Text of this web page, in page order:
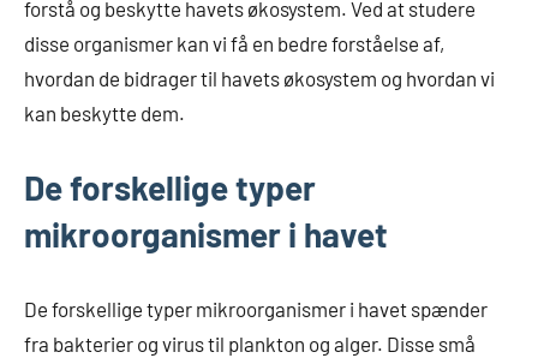
forstå og beskytte havets økosystem. Ved at studere
disse organismer kan vi få en bedre forståelse af,
hvordan de bidrager til havets økosystem og hvordan vi
kan beskytte dem.
De forskellige typer
mikroorganismer i havet
De forskellige typer mikroorganismer i havet spænder
fra bakterier og virus til plankton og alger. Disse små